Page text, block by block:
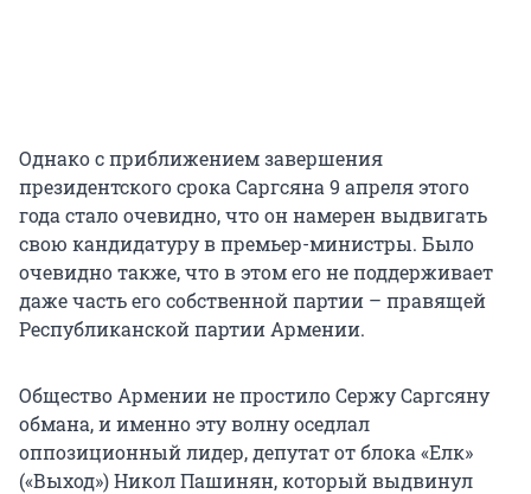
Однако с приближением завершения
президентского срока Саргсяна 9 апреля этого
года стало очевидно, что он намерен выдвигать
свою кандидатуру в премьер-министры. Было
очевидно также, что в этом его не поддерживает
даже часть его собственной партии – правящей
Республиканской партии Армении.
Общество Армении не простило Сержу Саргсяну
обмана, и именно эту волну оседлал
оппозиционный лидер, депутат от блока «Елк»
(«Выход») Никол Пашинян, который выдвинул